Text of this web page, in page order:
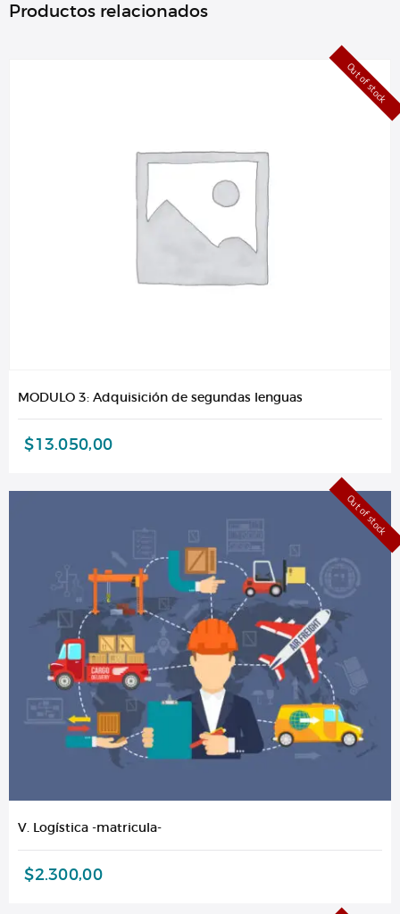
Productos relacionados
Out of stock
MODULO 3: Adquisición de segundas lenguas
$13.050,00
Out of stock
V. Logística -matricula-
$2.300,00